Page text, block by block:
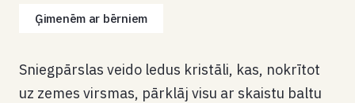
Ģimenēm ar bērniem
Sniegpārslas veido ledus kristāli, kas, nokrītot
uz zemes virsmas, pārklāj visu ar skaistu baltu